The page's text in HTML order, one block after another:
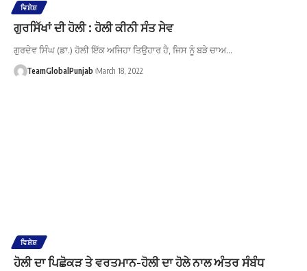
ਵਿਸ਼ੇਸ਼
ਗੁਰਸਿੱਖਾਂ ਦੀ ਹੋਲੀ : ਹੋਲੀ ਕੀਨੀ ਸੰਤ ਸੇਵ
ਗੁਰਦੇਵ ਸਿੰਘ (ਡਾ.) ਹੋਲੀ ਇੱਕ ਅਜਿਹਾ ਤਿਉਹਾਰ ਹੈ, ਜਿਸ ਨੂੰ ਬੜੇ ਚਾਅ…
TeamGlobalPunjab March 18, 2022
ਵਿਸ਼ੇਸ਼
ਹੋਲੀ ਦਾ ਪਿਛੋਕੜ ਤੇ ਵਰਤਮਾਨ-ਹੋਲੀ ਦਾ ਹੋਲੇ ਨਾਲ ਅੰਤਰ ਸੰਬੰਧ